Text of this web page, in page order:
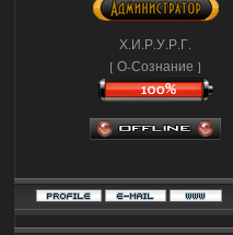
Х.И.Р.У.Р.Г.
[ О-Сознание ]